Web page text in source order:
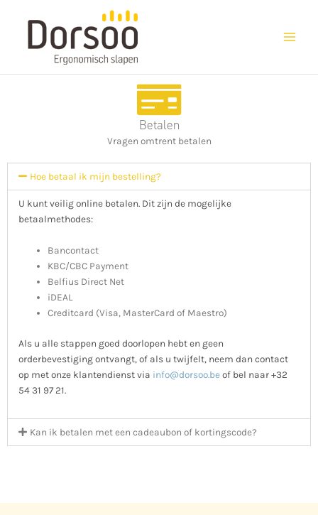
Betalen
Vragen omtrent betalen
Hoe betaal ik mijn bestelling?
U kunt veilig online betalen. Dit zijn de mogelijke
betaalmethodes:
Bancontact
KBC/CBC Payment
Belfius Direct Net
iDEAL
Creditcard (Visa, MasterCard of Maestro)
Als u alle stappen goed doorlopen hebt en geen
orderbevestiging ontvangt, of als u twijfelt, neem dan contact
op met onze klantendienst via info@dorsoo.beof bel naar +32
54 31 97 21.
Kan ik betalen met een cadeaubon of kortingscode?